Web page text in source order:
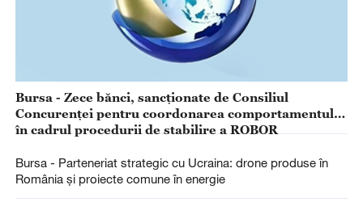
Bursa - Zece bănci, sancţionate de Consiliul
Concurenţei pentru coordonarea comportamentului
în cadrul procedurii de stabilire a ROBOR
Bursa - Parteneriat strategic cu Ucraina: drone produse în
România şi proiecte comune în energie